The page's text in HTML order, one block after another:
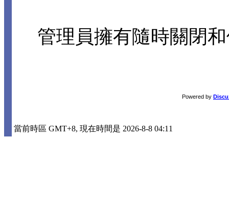
管理員擁有隨時關閉
Powered by
當前時區 GMT+8, 現在時間是 2026-8-8 04:11